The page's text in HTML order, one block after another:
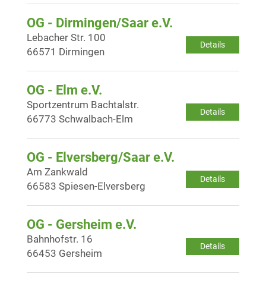
OG - Dirmingen/Saar e.V.
Details
Lebacher Str. 100
66571 Dirmingen
OG - Elm e.V.
Details
Sportzentrum Bachtalstr.
66773 Schwalbach-Elm
OG - Elversberg/Saar e.V.
Details
Am Zankwald
66583 Spiesen-Elversberg
OG - Gersheim e.V.
Details
Bahnhofstr. 16
66453 Gersheim